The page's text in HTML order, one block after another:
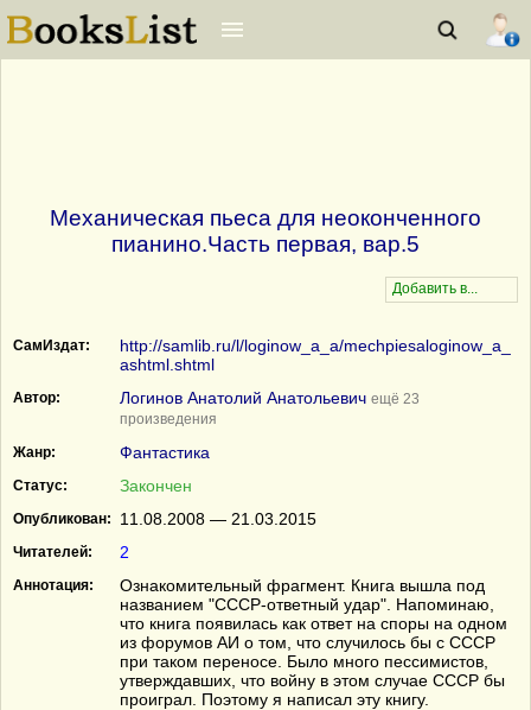
Механическая пьеса для неоконченного
пианино.Часть первая, вар.5
СамИздат:
http://samlib.ru/l/loginow_a_a/mechpiesaloginow_a_
ashtml.shtml
Автор: Логинов Анатолий Анатольевич ещё 23
произведения
Жанр:
Фантастика
Статус: Закончен
Опубликован: 11.08.2008 — 21.03.2015
Читателей: 2
Аннотация:
Ознакомительный фрагмент. Книга вышла под
названием "СССР-ответный удар". Напоминаю,
что книга появилась как ответ на споры на одном
из форумов АИ о том, что случилось бы с СССР
при таком переносе. Было много пессимистов,
утверждавших, что войну в этом случае СССР бы
проиграл. Поэтому я написал эту книгу.